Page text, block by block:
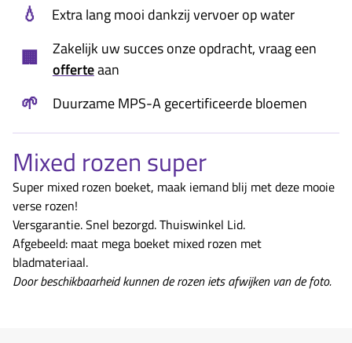
💧 Extra lang mooi dankzij vervoer op water
🏢
Zakelijk uw succes onze opdracht, vraag een
offerteaan
🌱 Duurzame MPS-A gecertificeerde bloemen
Mixed rozen super
Super mixed rozen boeket, maak iemand blij met deze mooie
verse rozen!
Versgarantie. Snel bezorgd. Thuiswinkel Lid.
Afgebeeld: maat mega boeket mixed rozen met
bladmateriaal.
Door beschikbaarheid kunnen de rozen iets afwijken van de foto.